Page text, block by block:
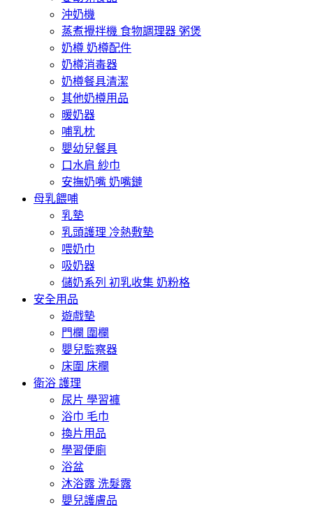
沖奶機
蒸煮攪拌機 食物調理器 粥煲
奶樽 奶樽配件
奶樽消毒器
奶樽餐具清潔
其他奶樽用品
暖奶器
哺乳枕
嬰幼兒餐具
口水肩 紗巾
安撫奶嘴 奶嘴鏈
母乳餵哺
乳墊
乳頭護理 冷熱敷墊
喂奶巾
吸奶器
儲奶系列 初乳收集 奶粉格
安全用品
遊戲墊
門欄 圍欄
嬰兒監察器
床圍 床欄
衛浴 護理
尿片 學習褲
浴巾 毛巾
換片用品
學習便廁
浴盆
沐浴露 洗髮露
嬰兒護膚品